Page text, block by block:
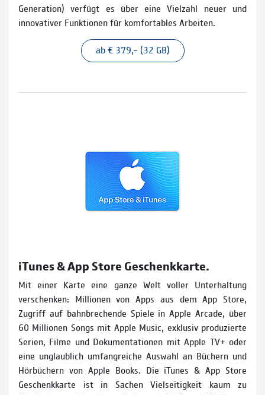
Generation) verfügt es über eine Vielzahl neuer und
innovativer Funktionen für komfortables Arbeiten.
ab € 379,– (32 GB)
iTunes & App Store Geschenkkarte.
Mit einer Karte eine ganze Welt voller Unterhaltung
verschenken: Millionen von Apps aus dem App Store,
Zugriff auf bahnbrechende Spiele in Apple Arcade, über
60 Millionen Songs mit Apple Music, exklusiv produzierte
Serien, Filme und Dokumentationen mit Apple TV+ oder
eine unglaublich umfangreiche Auswahl an Büchern und
Hörbüchern von Apple Books. Die iTunes & App Store
Geschenkkarte ist in Sachen Vielseitigkeit kaum zu